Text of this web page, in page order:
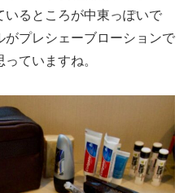
いるところが中東っぽいで
プレシェーブローションで
ていますね。